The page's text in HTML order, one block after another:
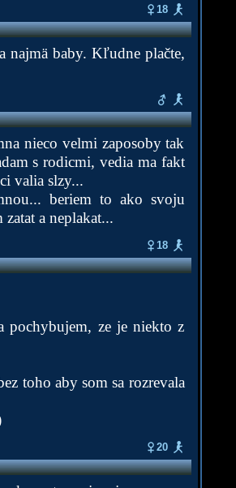
18
najmä baby. Kľudne plačte,
nieco velmi zaposoby tak
s rodicmi, vedia ma fakt
valia slzy...
beriem to ako svoju
a neplakat...
18
pochybujem, ze je niekto z
toho aby som sa rozrevala
20